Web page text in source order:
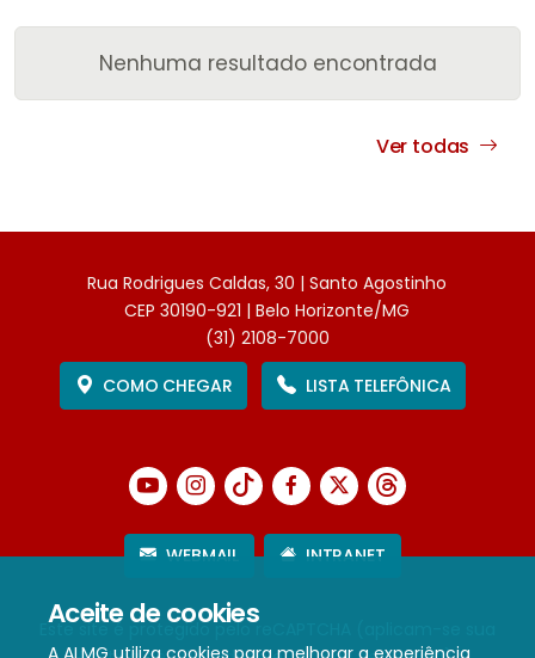
Aceite de cookies
A ALMG utiliza cookies para melhorar a experiência
Nenhuma resultado encontrada
Ver todas
Rua Rodrigues Caldas, 30 | Santo Agostinho
CEP 30190-921 | Belo Horizonte/MG
(31) 2108-7000
COMO CHEGAR
LISTA TELEFÔNICA
WEBMAIL INTRANET
Este site é protegido pelo reCAPTCHA (aplicam-se sua